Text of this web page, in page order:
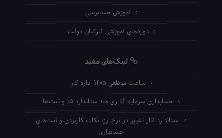
آموزش حسابرسی
دوره‌های آموزشی کارکنان دولت
لینک‌های مفید
ساعت موظفی ۱۴۰۵ اداره کار
حسابداری سرمایه گذاری ها؛ استاندارد ۱۵ و ثبت‌ها
استاندارد آثار تغییر در نرخ ارز؛ نکات کاربردی و ثبت‌های
حسابداری